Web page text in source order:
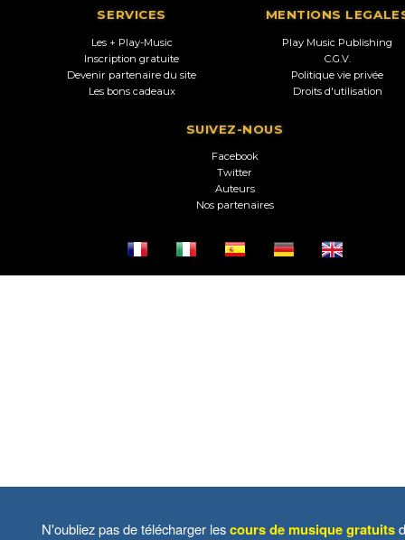
SERVICES
Les + Play-Music
Inscription gratuite
Devenir partenaire du site
Les bons cadeaux
MENTIONS
Play Music Publishing
C.G.V.
Politique vie privée
Droits d'utilisation
SUIVEZ-NOUS
Facebook
Twitter
Auteurs
Nos partenaires
N'oubliez pas de télécharger lescours de musique gratuits